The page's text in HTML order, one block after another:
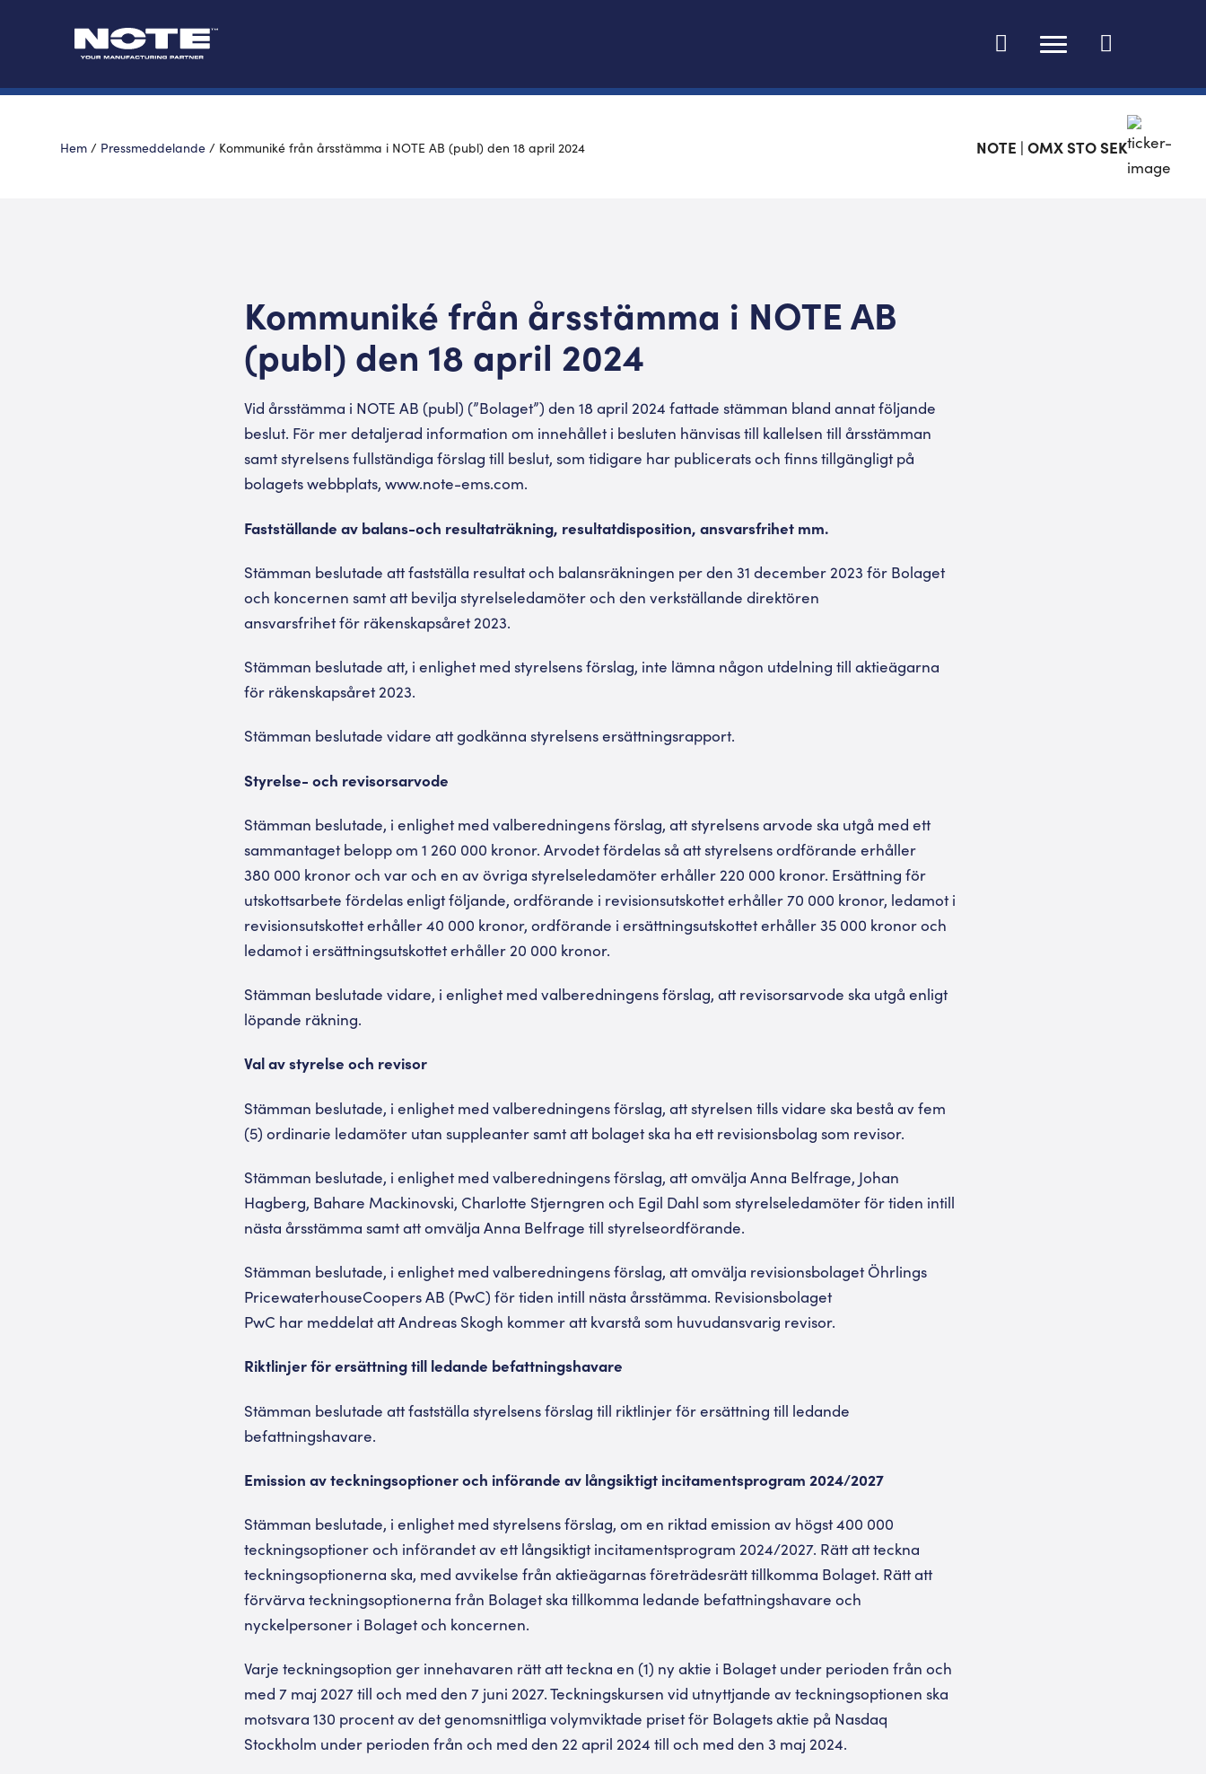
Ändra språk
Hem / Pressmeddelande / Kommuniké från årsstämma i NOTE AB (publ) den 18 april 2024 NOTE | OMX STO SEK
Kommuniké från årsstämma i NOTE AB
(publ) den 18 april 2024
Vid årsstämma i NOTE AB (publ) (”Bolaget”) den 18 april 2024 fattade stämman bland annat följande
beslut. För mer detaljerad information om innehållet i besluten hänvisas till kallelsen till årsstämman
samt styrelsens fullständiga förslag till beslut, som tidigare har publicerats och finns tillgängligt på
bolagets webbplats, www.note-ems.com.
Fastställande av balans-och resultaträkning, resultatdisposition, ansvarsfrihet mm.
Stämman beslutade att fastställa resultat och balansräkningen per den 31 december 2023 för Bolaget
och koncernen samt att bevilja styrelseledamöter och den verkställande direktören
ansvarsfrihet för räkenskapsåret 2023.
Stämman beslutade att, i enlighet med styrelsens förslag, inte lämna någon utdelning till aktieägarna
för räkenskapsåret 2023.
Stämman beslutade vidare att godkänna styrelsens ersättningsrapport.
Styrelse- och revisorsarvode
Stämman beslutade, i enlighet med valberedningens förslag, att styrelsens arvode ska utgå med ett
sammantaget belopp om 1 260 000 kronor. Arvodet fördelas så att styrelsens ordförande erhåller
380 000 kronor och var och en av övriga styrelseledamöter erhåller 220 000 kronor. Ersättning för
utskottsarbete fördelas enligt följande, ordförande i revisionsutskottet erhåller 70 000 kronor, ledamot i
revisionsutskottet erhåller 40 000 kronor, ordförande i ersättningsutskottet erhåller 35 000 kronor och
ledamot i ersättningsutskottet erhåller 20 000 kronor.
Stämman beslutade vidare, i enlighet med valberedningens förslag, att revisorsarvode ska utgå enligt
löpande räkning.
Val av styrelse och revisor
Stämman beslutade, i enlighet med valberedningens förslag, att styrelsen tills vidare ska bestå av fem
(5) ordinarie ledamöter utan suppleanter samt att bolaget ska ha ett revisionsbolag som revisor.
Stämman beslutade, i enlighet med valberedningens förslag, att omvälja Anna Belfrage, Johan
Hagberg, Bahare Mackinovski, Charlotte Stjerngren och Egil Dahl som styrelseledamöter för tiden intill
nästa årsstämma samt att omvälja Anna Belfrage till styrelseordförande.
Stämman beslutade, i enlighet med valberedningens förslag, att omvälja revisionsbolaget Öhrlings
PricewaterhouseCoopers AB (PwC) för tiden intill nästa årsstämma. Revisionsbolaget
PwC har meddelat att Andreas Skogh kommer att kvarstå som huvudansvarig revisor.
Riktlinjer för ersättning till ledande befattningshavare
Stämman beslutade att fastställa styrelsens förslag till riktlinjer för ersättning till ledande
befattningshavare.
Emission av teckningsoptioner och införande av långsiktigt incitamentsprogram 2024/2027
Stämman beslutade, i enlighet med styrelsens förslag, om en riktad emission av högst 400 000
teckningsoptioner och införandet av ett långsiktigt incitamentsprogram 2024/2027. Rätt att teckna
teckningsoptionerna ska, med avvikelse från aktieägarnas företrädesrätt tillkomma Bolaget. Rätt att
förvärva teckningsoptionerna från Bolaget ska tillkomma ledande befattningshavare och
nyckelpersoner i Bolaget och koncernen.
Varje teckningsoption ger innehavaren rätt att teckna en (1) ny aktie i Bolaget under perioden från och
med 7 maj 2027 till och med den 7 juni 2027. Teckningskursen vid utnyttjande av teckningsoptionen ska
motsvara 130 procent av det genomsnittliga volymviktade priset för Bolagets aktie på Nasdaq
Stockholm under perioden från och med den 22 april 2024 till och med den 3 maj 2024.